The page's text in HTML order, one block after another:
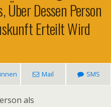
Über Dessen Person
Erteilt Wird
Mail SMS
als